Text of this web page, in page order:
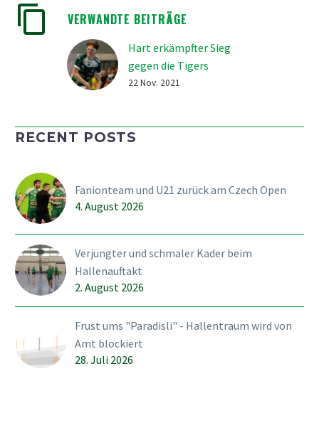
VERWANDTE BEITRÄGE
Hart erkämpfter Sieg
gegen die Tigers
Der SVWE gegen die
meistens als Sieger vom
auch das Spiel vom
Sonntag in…
22 Nov. 2021
RECENT POSTS
Fanionteam und U21 zurück am Czech Open
4. August 2026
Verjüngter und schmaler Kader beim
Hallenauftakt
2. August 2026
Frust ums "Paradisli" - Hallentraum wird von
Amt blockiert
28. Juli 2026